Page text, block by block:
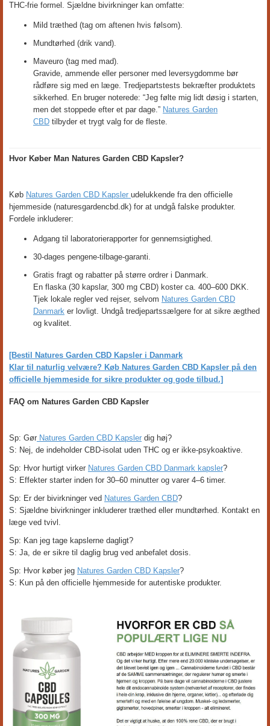
THC-frie formel. Sjældne bivirkninger kan omfatte:
Mild træthed (tag om aftenen hvis følsom).
Mundtørhed (drik vand).
Maveuro (tag med mad).
Gravide, ammende eller personer med leversygdomme bør
rådføre sig med en læge. Tredjepartstests bekræfter produktets
sikkerhed. En bruger noterede: “Jeg følte mig lidt døsig i starten,
men det stoppede efter et par dage.” Natures Garden
CBD tilbyder et trygt valg for de fleste.
Hvor Køber Man Natures Garden CBD Kapsler?
Køb Natures Garden CBD Kapsler udelukkende fra den officielle
hjemmeside (naturesgardencbd.dk) for at undgå falske produkter.
Fordele inkluderer:
Adgang til laboratorierapporter for gennemsigtighed.
30-dages pengene-tilbage-garanti.
Gratis fragt og rabatter på større ordrer i Danmark.
En flaska (30 kapslar, 300 mg CBD) koster ca. 400–600 DKK.
Tjek lokale regler ved rejser, selvom Natures Garden CBD
Danmark er lovligt. Undgå tredjepartssælgere for at sikre ægthed
og kvalitet.
[Bestil Natures Garden CBD Kapsler i Danmark
Klar til naturlig velvære? Køb Natures Garden CBD Kapsler på den
officielle hjemmeside for sikre produkter og gode tilbud.]
FAQ om Natures Garden CBD Kapsler
Sp: Gør Natures Garden CBD Kapsler dig høj?
S: Nej, de indeholder CBD-isolat uden THC og er ikke-psykoaktive.
Sp: Hvor hurtigt virker Natures Garden CBD Danmark kapsler?
S: Effekter starter inden for 30–60 minutter og varer 4–6 timer.
Sp: Er der bivirkninger ved Natures Garden CBD?
S: Sjældne bivirkninger inkluderer træthed eller mundtørhed. Kontakt en
læge ved tvivl.
Sp: Kan jeg tage kapslerne dagligt?
S: Ja, de er sikre til daglig brug ved anbefalet dosis.
Sp: Hvor køber jeg Natures Garden CBD Kapsler?
S: Kun på den officielle hjemmeside for autentiske produkter.